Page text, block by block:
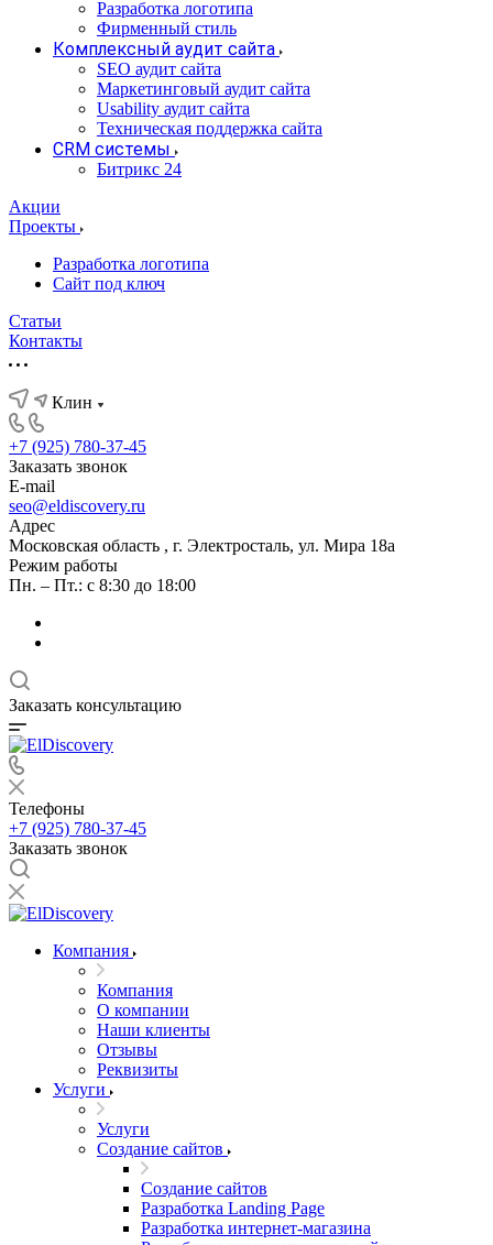
Разработка логотипа
Фирменный стиль
Комплексный аудит сайта
SEO аудит сайта
Маркетинговый аудит сайта
Usability аудит сайта
Техническая поддержка сайта
CRM системы
Битрикс 24
Акции
Проекты
Разработка логотипа
Сайт под ключ
Статьи
Контакты
Клин
+7 (925) 780-37-45
Заказать звонок
E-mail
seo@eldiscovery.ru
Адрес
Московская область , г. Электросталь, ул. Мира 18а
Режим работы
Пн. – Пт.: с 8:30 до 18:00
Заказать консультацию
Телефоны
+7 (925) 780-37-45
Заказать звонок
Компания
Компания
О компании
Наши клиенты
Отзывы
Реквизиты
Услуги
Услуги
Создание сайтов
Создание сайтов
Разработка Landing Page
Разработка интернет-магазина